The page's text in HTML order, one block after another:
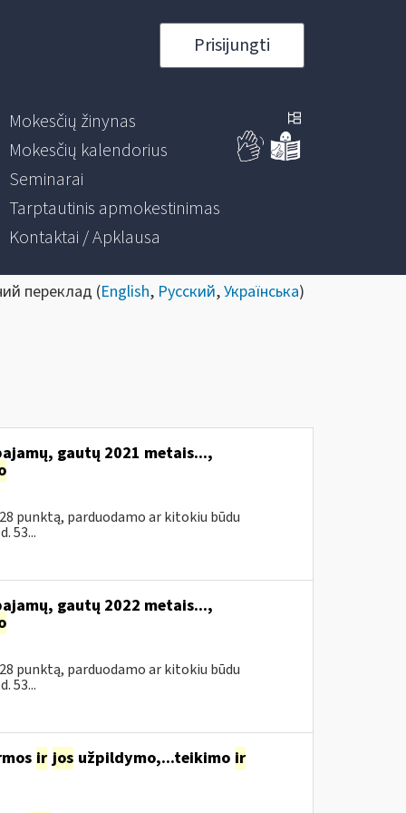
Prisijungti
Mokesčių žinynas
Mokesčių kalendorius
Seminarai
Tarptautinis apmokestinimas
Kontaktai / Apklausa
переклад (English, Русский,Українська)
gautų 2021 metais...,
punktą, parduodamo ar kitokiu būdu
53...
gautų 2022 metais...,
punktą, parduodamo ar kitokiu būdu
53...
ir jos užpildymo,...teikimo ir